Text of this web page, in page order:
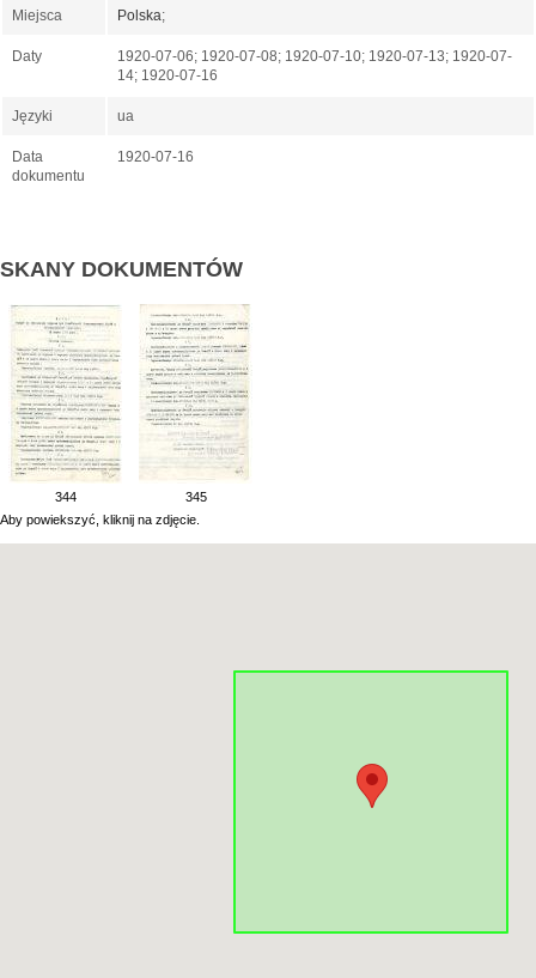
Miejsca Polska;
Daty
1920-07-06; 1920-07-08; 1920-07-10; 1920-07-13; 1920-07-
14; 1920-07-16
Języki ua
Data
dokumentu
1920-07-16
SKANY DOKUMENTÓW
344
345
Aby powiekszyć, kliknij na zdjęcie.